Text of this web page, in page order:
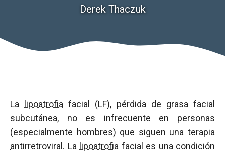
Derek Thaczuk
La lipoatrofia facial (LF), pérdida de grasa facial
subcutánea, no es infrecuente en personas
(especialmente hombres) que siguen una terapia
antirretroviral . La lipoatrofia facial es una condición